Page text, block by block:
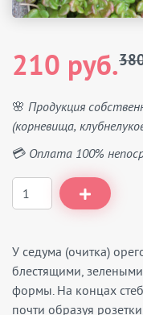
210 руб.
🌸 Продукция
(корневища,
💳 Оплата 100%
У седума (очитка)
блестящими,
формы. На концах
почти образуя